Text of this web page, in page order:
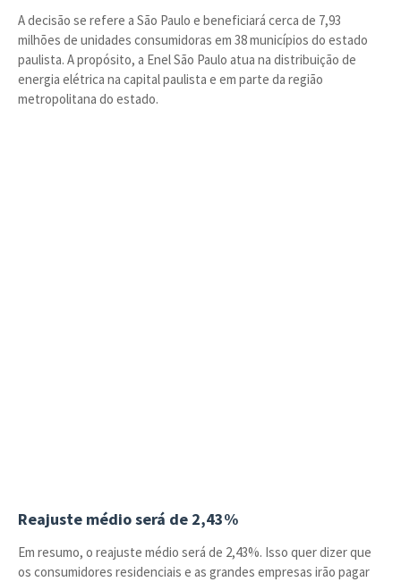
A decisão se refere a São Paulo e beneficiará cerca de 7,93
milhões de unidades consumidoras em 38 municípios do estado
paulista. A propósito, a Enel São Paulo atua na distribuição de
energia elétrica na capital paulista e em parte da região
metropolitana do estado.
Reajuste médio será de 2,43%
Em resumo, o reajuste médio será de 2,43%. Isso quer dizer que
os consumidores residenciais e as grandes empresas irão pagar